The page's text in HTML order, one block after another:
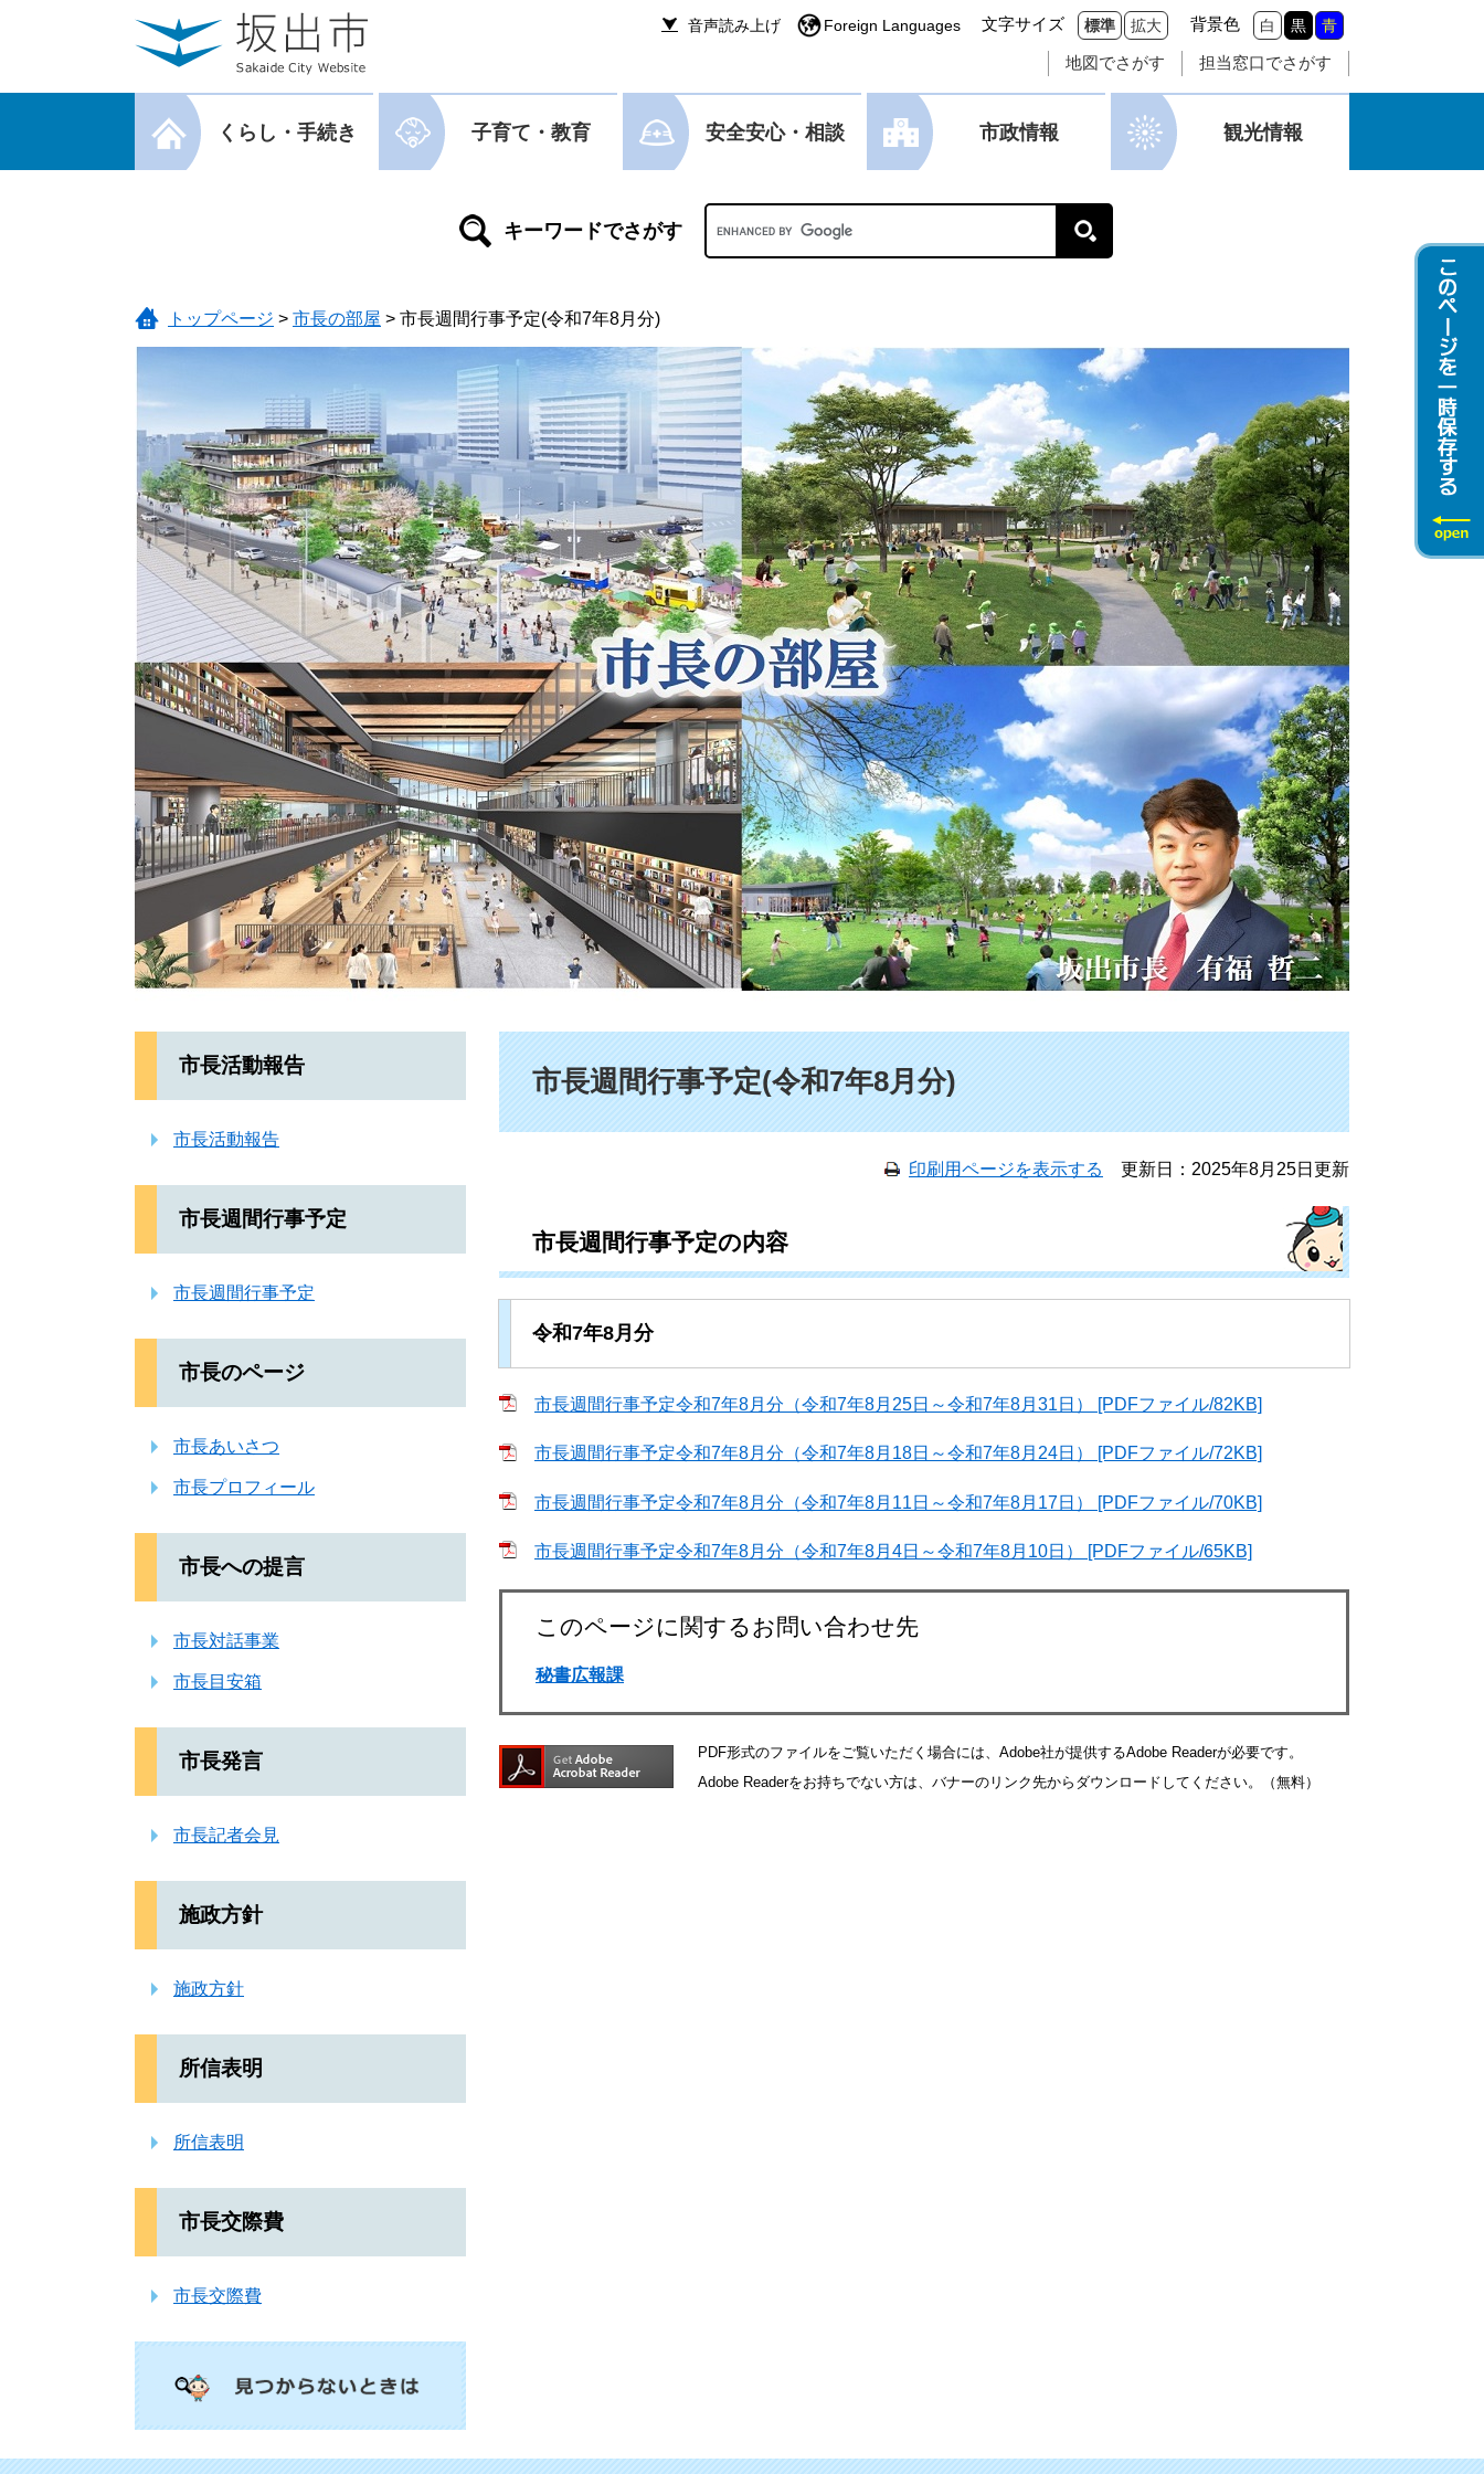
音声読み上げ Foreign Languages 文字サイズ 標準 拡大 背景色 白 黒 青
地図でさがす 担当窓口でさがす
メニューを閉じる
くらし・手続き 子育て・教育 安全安心・相談 市政情報 観光情報
Googleカスタム検索
トップページ > 市長の部屋 > 市長週間行事予定(令和7年8月分)
市長活動報告
市長活動報告
市長週間行事予定
市長週間行事予定
市長のページ
市長あいさつ
市長プロフィール
市長への提言
市長対話事業
市長目安箱
市長発言
市長記者会見
施政方針
施政方針
所信表明
所信表明
市長交際費
市長交際費
市長週間行事予定(令和7年8月分)
印刷用ページを表示する 更新日：2025年8月25日更新
市長週間行事予定の内容
令和7年8月分
市長週間行事予定令和7年8月分（令和7年8月25日～令和7年8月31日） [PDFファイル/82KB]
市長週間行事予定令和7年8月分（令和7年8月18日～令和7年8月24日） [PDFファイル/72KB]
市長週間行事予定令和7年8月分（令和7年8月11日～令和7年8月17日） [PDFファイル/70KB]
市長週間行事予定令和7年8月分（令和7年8月4日～令和7年8月10日） [PDFファイル/65KB]
このページに関するお問い合わせ先
秘書広報課
PDF形式のファイルをご覧いただく場合には、Adobe社が提供するAdobe Readerが必要です。
Adobe Readerをお持ちでない方は、バナーのリンク先からダウンロードしてください。（無料）